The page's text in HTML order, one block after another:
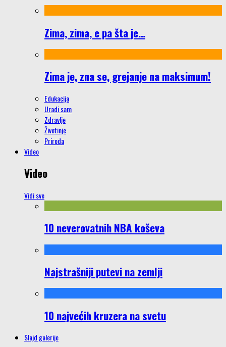
Zima, zima, e pa šta je…
Zima je, zna se, grejanje na maksimum!
Edukacija
Uradi sam
Zdravlje
Životinje
Priroda
Video
Video
Vidi sve
10 neverovatnih NBA koševa
Najstrašniji putevi na zemlji
10 najvećih kruzera na svetu
Slajd galerije